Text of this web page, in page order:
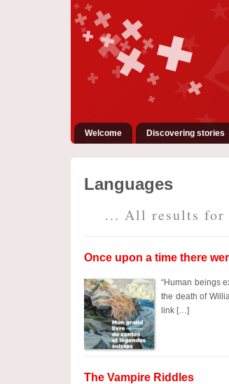
Welcome Discovering stories
Languages
... All results for
Once upon a time there
“Human beings
the death of
link […]
The Vampire Riddles